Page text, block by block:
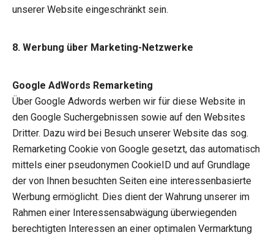
unserer Website eingeschränkt sein.
8. Werbung über Marketing-Netzwerke
Google AdWords Remarketing
Über Google Adwords werben wir für diese Website in
den Google Suchergebnissen sowie auf den Websites
Dritter. Dazu wird bei Besuch unserer Website das sog.
Remarketing Cookie von Google gesetzt, das automatisch
mittels einer pseudonymen CookieID und auf Grundlage
der von Ihnen besuchten Seiten eine interessenbasierte
Werbung ermöglicht. Dies dient der Wahrung unserer im
Rahmen einer Interessensabwägung überwiegenden
berechtigten Interessen an einer optimalen Vermarktung